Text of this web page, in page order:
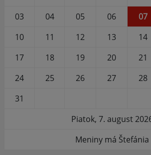
03
04 05 06 07
10
11 12 13 14
17
18 19 20 21
24
25 26 27 28
31
Piatok, 7. august
Meniny má Štefánia